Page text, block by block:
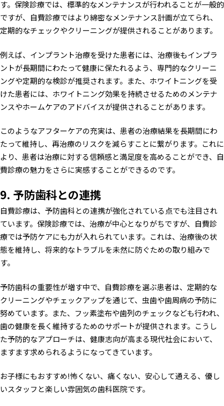
す。保険診療では、標準的なメンテナンスが行われることが一般的
ですが、自費診療ではより綿密なメンテナンス計画が立てられ、
定期的なチェックやクリーニングが提供されることがあります。
例えば、インプラント治療を受けた患者には、治療後もインプラ
ントが長期間にわたって健康に保たれるよう、専門的なクリーニ
ングや定期的な検診が推奨されます。また、ホワイトニングを受
けた患者には、ホワイトニング効果を持続させるためのメンテナ
ンスやホームケアのアドバイスが提供されることがあります。
このようなアフターケアの充実は、患者の治療結果を長期間にわ
たって維持し、再治療のリスクを減らすことに繋がります。これに
より、患者は治療に対する信頼感と満足度を高めることができ、自
費診療の魅力をさらに実感することができるのです。
9. 予防歯科との連携
自費診療は、予防歯科との連携が強化されている点でも注目され
ています。保険診療では、治療が中心となりがちですが、自費診
療では予防ケアにも力が入れられています。これは、治療後の状
態を維持し、将来的なトラブルを未然に防ぐための取り組みで
す。
予防歯科の重要性が増す中で、自費診療を選ぶ患者は、定期的な
クリーニングやチェックアップを通じて、虫歯や歯周病の予防に
努めています。また、フッ素塗布や歯列のチェックなども行われ、
歯の健康を長く維持するためのサポートが提供されます。こうし
た予防的なアプローチは、健康志向が高まる現代社会において、
ますます求められるようになってきています。
お子様にもおすすめ!怖くない、痛くない、安心して通える、優し
いスタッフと楽しい雰囲気の歯科医院です。